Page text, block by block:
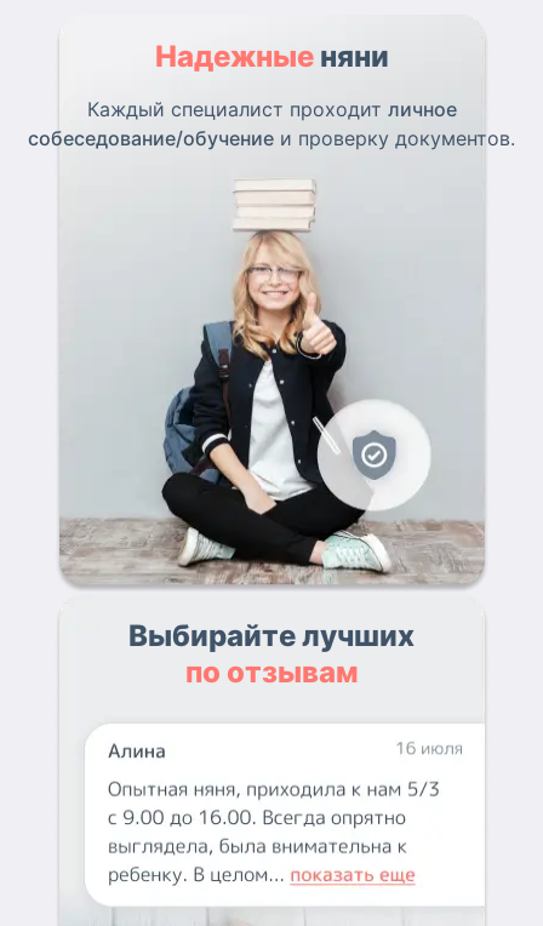
Надежные няни
Каждый специалист проходит личное
собеседование/обучение и проверку документов.
Выбирайте лучших
по отзывам